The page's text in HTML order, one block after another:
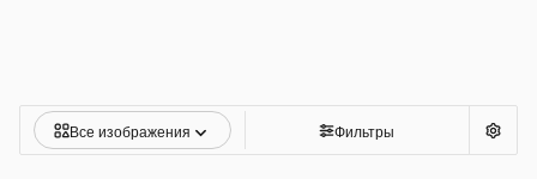
Все изображения Фильтры